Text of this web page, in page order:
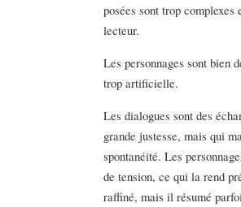
posées sont trop
lecteur.
Les personnages sont bien
trop artificielle.
Les dialogues sont des
grande justesse, mais qui
spontanéité. Les
de tension, ce qui la rend
raffiné, mais il résumé